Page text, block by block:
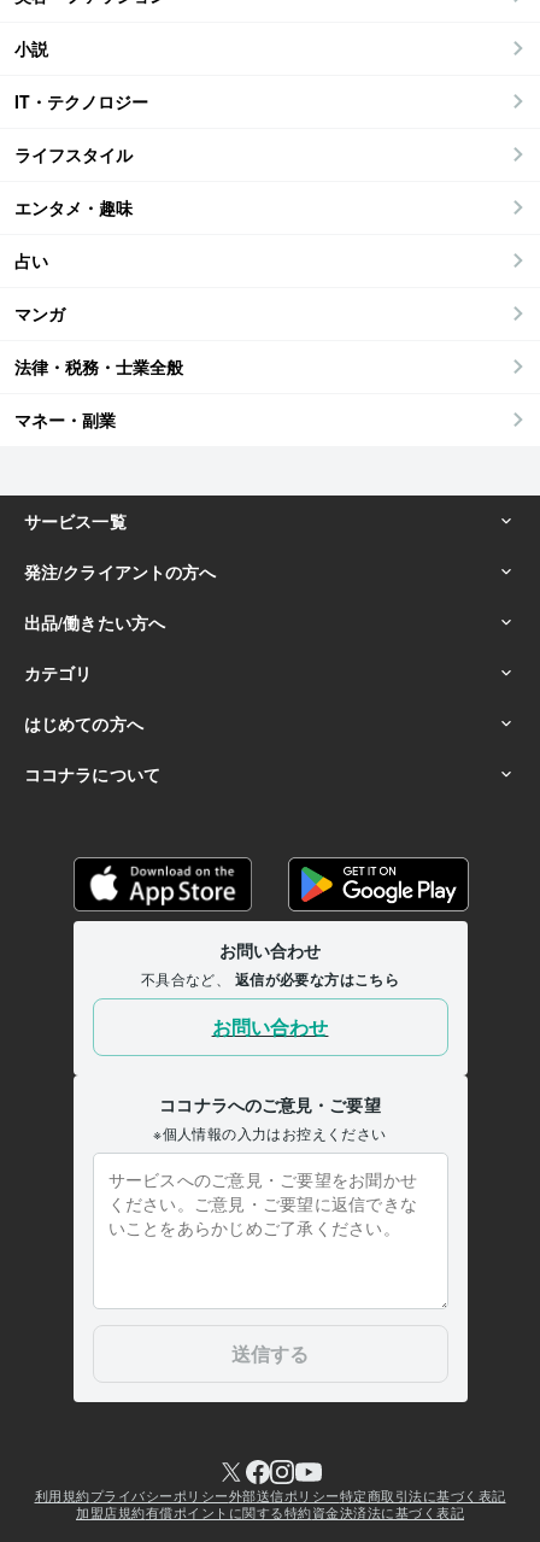
小説
IT・テクノロジー
ライフスタイル
エンタメ・趣味
占い
マンガ
法律・税務・士業全般
マネー・副業